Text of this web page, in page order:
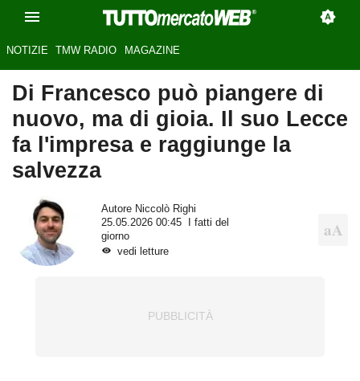
NOTIZIE TMW RADIO MAGAZINE
Di Francesco può piangere di
nuovo, ma di gioia. Il suo Lecce
fa l'impresa e raggiunge la
salvezza
Autore Niccolò Righi
25.05.2026 00:45
I fatti del
giorno
vedi letture